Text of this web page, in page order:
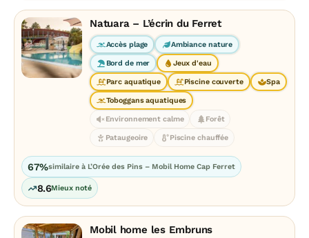
Natuara – L’écrin du Ferret
Accès plage Ambiance nature
Bord de mer Jeux d'eau
Parc aquatique Piscine couverte Spa
Toboggans aquatiques
Environnement calme Forêt
Pataugeoire Piscine chauffée
67%similaire à L’Orée des Pins – Mobil Home Cap Ferret
8.6Mieux noté
Mobil home les Embruns